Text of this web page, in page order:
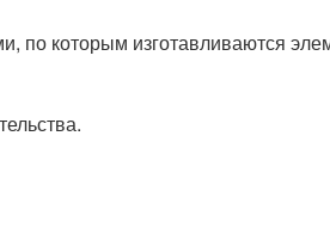
по которым изготавливаются